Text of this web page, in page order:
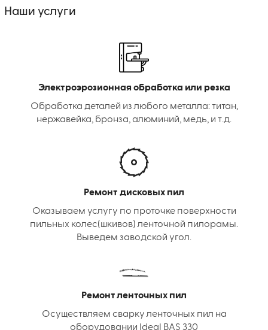
Наши услуги
Электроэрозионная обработка или резка
Обработка деталей из любого металла: титан,
нержавейка, бронза, алюминий, медь, и т.д.
Ремонт дисковых пил
Оказываем услугу по проточке поверхности
пильных колес(шкивов) ленточной пилорамы.
Выведем заводской угол.
Ремонт ленточных пил
Осуществляем сварку ленточных пил на
оборудовании Ideal BAS 330